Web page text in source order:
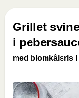
Grillet
i
med blomkålsris